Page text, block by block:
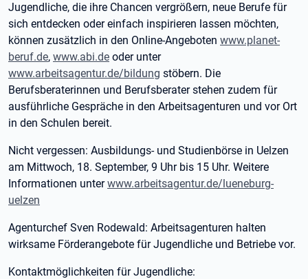
Jugendliche, die ihre Chancen vergrößern, neue Berufe für
sich entdecken oder einfach inspirieren lassen möchten,
können zusätzlich in den Online-Angeboten www.planet-
beruf.de, www.abi.de oder unter
www.arbeitsagentur.de/bildung stöbern. Die
Berufsberaterinnen und Berufsberater stehen zudem für
ausführliche Gespräche in den Arbeitsagenturen und vor Ort
in den Schulen bereit.
Nicht vergessen: Ausbildungs- und Studienbörse in Uelzen
am Mittwoch, 18. September, 9 Uhr bis 15 Uhr. Weitere
Informationen unterwww.arbeitsagentur.de/lueneburg-
uelzen
Agenturchef Sven Rodewald: Arbeitsagenturen halten
wirksame Förderangebote für Jugendliche und Betriebe vor.
Kontaktmöglichkeiten für Jugendliche: